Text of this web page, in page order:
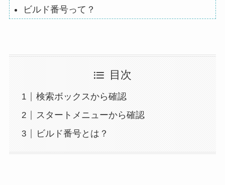
ビルド番号って？
目次
検索ボックスから確認
スタートメニューから確認
ビルド番号とは？